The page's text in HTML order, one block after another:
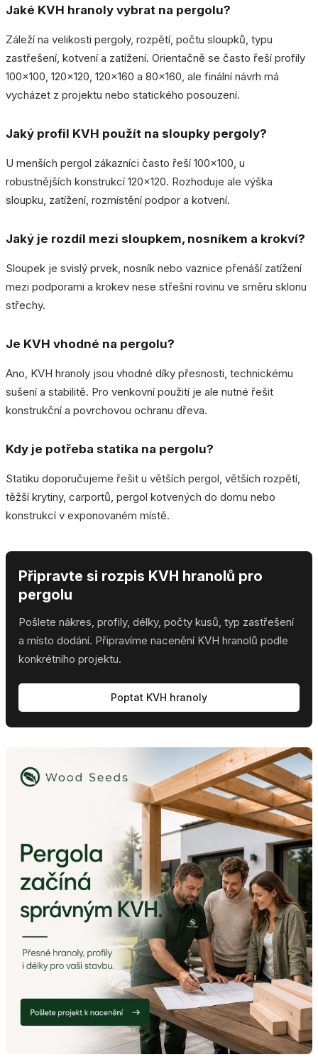
Jaké KVH hranoly vybrat na pergolu?
Záleží na velikosti pergoly, rozpětí, počtu sloupků, typu
zastřešení, kotvení a zatížení. Orientačně se často řeší profily
100x100, 120x120, 120x160 a 80x160, ale finální návrh má
vycházet z projektu nebo statického posouzení.
Jaký profil KVH použít na sloupky pergoly?
U menších pergol zákazníci často řeší 100x100, u
robustnějších konstrukcí 120x120. Rozhoduje ale výška
sloupku, zatížení, rozmístění podpor a kotvení.
Jaký je rozdíl mezi sloupkem, nosníkem a krokví?
Sloupek je svislý prvek, nosník nebo vaznice přenáší zatížení
mezi podporami a krokev nese střešní rovinu ve směru sklonu
střechy.
Je KVH vhodné na pergolu?
Ano, KVH hranoly jsou vhodné díky přesnosti, technickému
sušení a stabilitě. Pro venkovní použití je ale nutné řešit
konstrukční a povrchovou ochranu dřeva.
Kdy je potřeba statika na pergolu?
Statiku doporučujeme řešit u větších pergol, větších rozpětí,
těžší krytiny, carportů, pergol kotvených do domu nebo
konstrukcí v exponovaném místě.
Připravte si rozpis KVH hranolů pro
pergolu
Pošlete nákres, profily, délky, počty kusů, typ zastřešení
a místo dodání. Připravíme nacenění KVH hranolů podle
konkrétního projektu.
Poptat KVH hranoly